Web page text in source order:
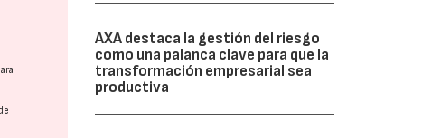
AXA destaca la gestión del riesgo
como una palanca clave para que la
transformación empresarial sea
productiva